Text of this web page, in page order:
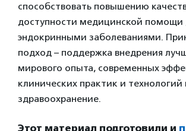
способствовать повышению
доступности медицинской помощи
эндокринными заболеваниями.
подход – поддержка внедрения
мирового опыта, современных
клинических практик и технологий
здравоохранение.
Этот материал подготовили и